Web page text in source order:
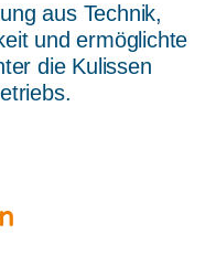
aus Technik,
und ermöglichte
die Kulissen